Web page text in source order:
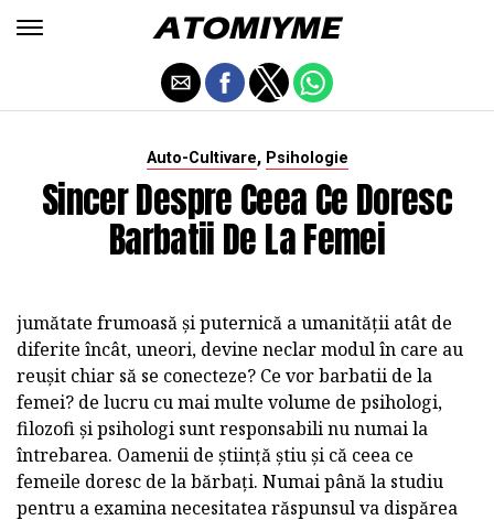
Auto-Cultivare, Psihologie
Sincer Despre Ceea Ce Doresc
Barbatii De La Femei
jumătate frumoasă și puternică a umanității atât de
diferite încât, uneori, devine neclar modul în care au
reușit chiar să se conecteze? Ce vor barbatii de la
femei? de lucru cu mai multe volume de psihologi,
filozofi și psihologi sunt responsabili nu numai la
întrebarea. Oamenii de știință știu și că ceea ce
femeile doresc de la bărbați. Numai până la studiu
pentru a examina necesitatea răspunsul va dispărea